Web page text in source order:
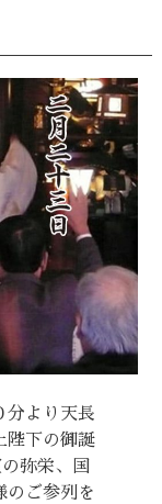
分より天長
陛下の御誕
弥栄、国
のご参列を